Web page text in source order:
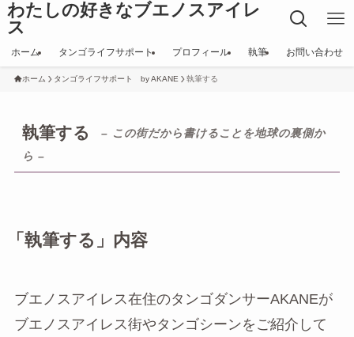
わたしの好きなブエノスアイレ
ス
ホーム タンゴライフサポート プロフィール 執筆 お問い合わせ
ホーム タンゴライフサポート by AKANE 執筆する
執筆する
– この街だから書けることを地球の裏側か
ら –
「執筆する」内容
ブエノスアイレス在住のタンゴダンサーAKANEが
ブエノスアイレス街やタンゴシーンをご紹介して